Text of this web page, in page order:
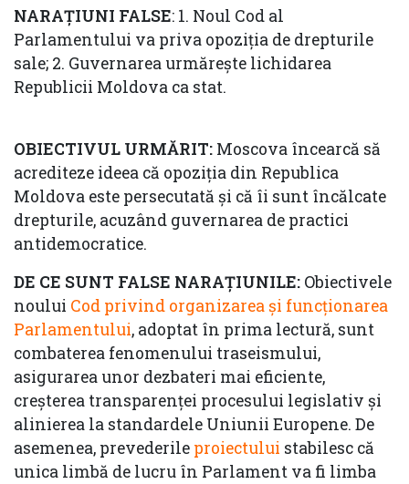
NARAȚIUNI FALSE: 1. Noul Cod al
Parlamentului va priva opoziția de drepturile
sale; 2. Guvernarea urmărește lichidarea
Republicii Moldova ca stat.
OBIECTIVUL URMĂRIT: Moscova încearcă să
acrediteze ideea că opoziția din Republica
Moldova este persecutată și că îi sunt încălcate
drepturile, acuzând guvernarea de practici
antidemocratice.
DE CE SUNT FALSE NARAȚIUNILE: Obiectivele
noului Cod privind organizarea și funcționarea
Parlamentului, adoptat în prima lectură, sunt
combaterea fenomenului traseismului,
asigurarea unor dezbateri mai eficiente,
creșterea transparenței procesului legislativ și
alinierea la standardele Uniunii Europene. De
asemenea, prevederile proiectului stabilesc că
unica limbă de lucru în Parlament va fi limba